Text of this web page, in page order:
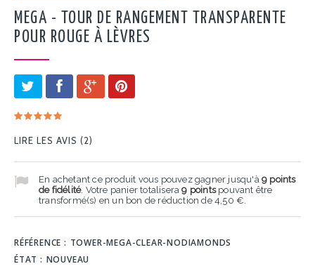
MEGA - TOUR DE RANGEMENT TRANSPARENTE
POUR ROUGE À LÈVRES
LIRE LES AVIS (2)
En achetant ce produit vous pouvez gagner jusqu'à 9 points
de fidélité. Votre panier totalisera9 pointspouvant être
transformé(s) en un bon de réduction de 4,50 €
RÉFÉRENCE : TOWER-MEGA-CLEAR-NODIAMONDS
ÉTAT : NOUVEAU